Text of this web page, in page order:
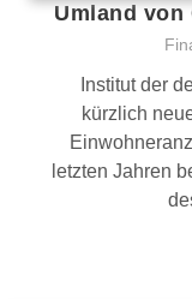
Umland
Institut der
kürzlich
letzten Jahren